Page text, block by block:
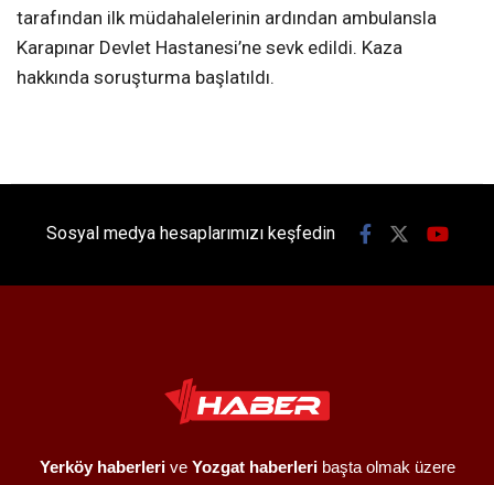
tarafından ilk müdahalelerinin ardından ambulansla
Karapınar Devlet Hastanesi’ne sevk edildi. Kaza
hakkında soruşturma başlatıldı.
Sosyal medya hesaplarımızı keşfedin
Yerköy haberlerive Yozgat haberleribaşta olmak üzere